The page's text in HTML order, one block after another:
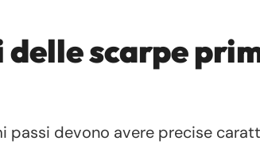
scarpe
passi devono avere precise